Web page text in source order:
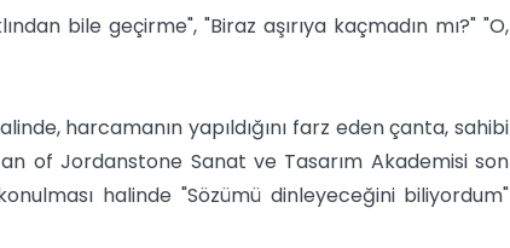
bile geçirme", "Biraz aşırıya kaçmadın mı?" "O,
harcamanın yapıldığını farz eden çanta, sahibi
of Jordanstone Sanat ve Tasarım Akademisi son
halinde "Sözümü dinleyeceğini biliyordum"